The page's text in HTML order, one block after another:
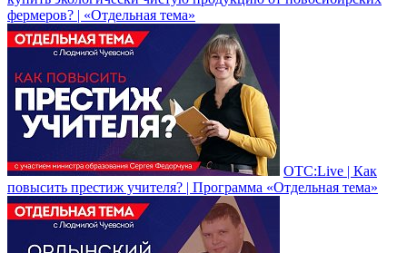
фермеров? | «Отдельная тема»
ОТС:Live | Как
повысить престиж учителя? | Программа «Отдельная тема»